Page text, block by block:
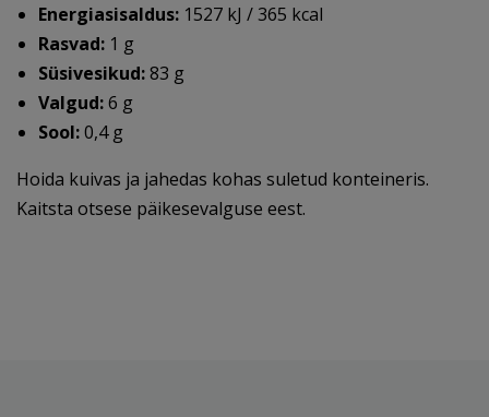
Energiasisaldus: 1527 kJ / 365 kcal
Rasvad: 1 g
Süsivesikud:83 g
Valgud:6 g
Sool:0,4 g
Hoida kuivas ja jahedas kohas suletud konteineris.
Kaitsta otsese päikesevalguse eest.